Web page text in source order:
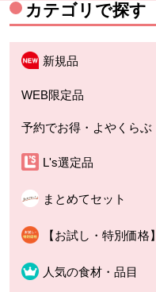
カテゴリで探す
新規品
WEB限定品
予約でお得・よやくらぶ
L's選定品
まとめてセット
【お試し・特別価格】
人気の食材・品目